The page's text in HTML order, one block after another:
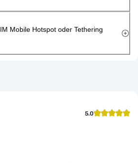
Mobile Hotspot oder Tethering
5.0